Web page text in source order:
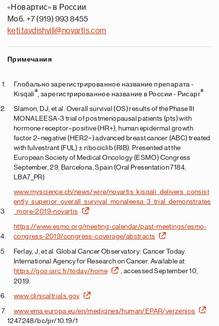
«Новартис» в России
Моб. +7 (919) 993 8455
keti.tavdishvili@novartis.com
Примечания
Глобально зарегистрированное название препарата -
Kisqali® , зарегистрированное название в России - Рисарг®
Slamon, DJ, et al. Overall survival (OS) results of the Phase III
MONALEESA-3 trial of postmenopausal patients (pts) with
hormone receptor–positive (HR+), human epidermal growth
factor 2–negative (HER2−) advanced breast cancer (ABC) treated
with fulvestrant (FUL) ± ribociclib (RIB). Presented at the
European Society of Medical Oncology (ESMO) Congress
September, 29, Barcelona, Spain (Oral Presentation 7184,
LBA7_PR)
www.myscience.ch/news/wire/novartis_kisqali_delivers_consist
ently_superior_overall_survival_monaleesa_3_trial_demonstrates
_more-2019-novartis
https://www.esmo.org/meeting-calendar/past-meetings/esmo-
congress-2019/congress-coverage/abstracts
Ferlay, J, et al. Global Cancer Observatory: Cancer Today.
International Agency for Research on Cancer. Available at:
https://gco.iarc.fr/today/home
, accessed September 10,
2019.
www.clinicaltrials.gov
www.ema.europa.eu/en/medicines/human/EPAR/verzenios
1247248/bc/pr/10.19/1